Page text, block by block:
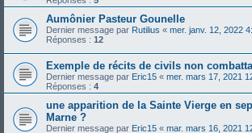
Aumônier Pasteur Gounelle
Dernier message par Rutilius « mer. janv. 12, 2022
Réponses : 12
Exemple de récits de civils non
Dernier message par Eric15 « mer. mars 17, 2021
Réponses : 4
une apparition de la Sainte Vierge en
Marne ?
Dernier message par Eric15 « mar. mars 16, 2021